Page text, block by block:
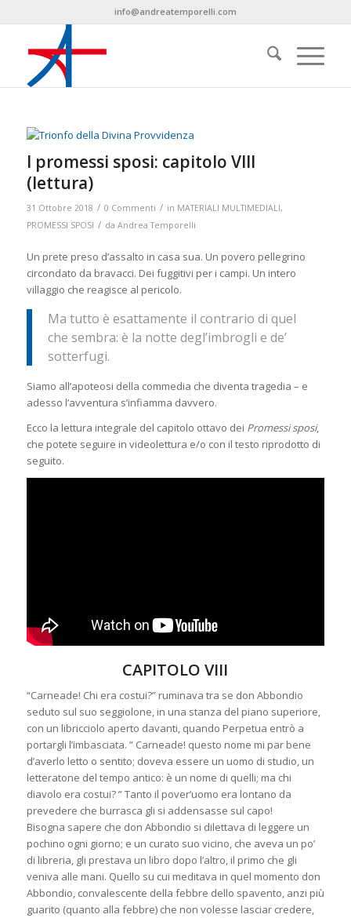
info@andreatemporelli.com
I promessi sposi: capitolo VIII
(lettura)
31 Ottobre 2018 / 0 Commenti / in MATERIALI MULTIMEDIALI,
PROMESSI SPOSI / da Andrea Temporelli
Un prete preso d’assalto in casa sua. Un povero pellegrino
circondato da bravacci. Dei fuggitivi per i campi. Un intero
villaggio che reagisce al pericolo.
Ma tutto è esattamente il contrario di quel
che sembra: è la notte degl’imbrogli e de’
sotterfugi.
Siamo all’apoteosi della commedia che diventa tragedia – e
adesso l’avventura s’infiamma davvero.
Ecco la lettura integrale del capitolo ottavo dei Promessi sposi,
che potete seguire in videolettura e/o con il testo riprodotto di
seguito.
CAPITOLO VIII
“Carneade! Chi era costui?” ruminava tra se don Abbondio
seduto sul suo seggiolone, in una stanza del piano superiore,
con un libricciolo aperto davanti, quando Perpetua entrò a
portargli l’imbasciata. ” Carneade! questo nome mi par bene
d’averlo letto o sentito; doveva essere un uomo di studio, un
letteratone del tempo antico: è un nome di quelli; ma chi
diavolo era costui? ” Tanto il pover’uomo era lontano da
prevedere che burrasca gli si addensasse sul capo!
Bisogna sapere che don Abbondio si dilettava di leggere un
pochino ogni giorno; e un curato suo vicino, che aveva un po’
di libreria, gli prestava un libro dopo l’altro, il primo che gli
veniva alle mani. Quello su cui meditava in quel momento don
Abbondio, convalescente della febbre dello spavento, anzi più
guarito (quanto alla febbre) che non volesse lasciar credere,